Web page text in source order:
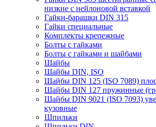
низкие с нейлоновой вставкой
Гайки-барашки DIN 315
Гайки специальные
Комплекты крепежные
Болты с гайками
Болты с гайками и шайбами
Шайбы
Шайбы DIN, ISO
Шайбы DIN 125 (ISO 7089)
Шайбы DIN 127 пружинные
Шайбы DIN 9021 (ISO 7093)
кузовные
Шпильки